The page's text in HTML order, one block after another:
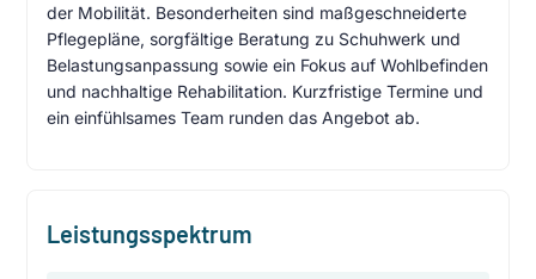
der Mobilität. Besonderheiten sind maßgeschneiderte
Pflegepläne, sorgfältige Beratung zu Schuhwerk und
Belastungsanpassung sowie ein Fokus auf Wohlbefinden
und nachhaltige Rehabilitation. Kurzfristige Termine und
ein einfühlsames Team runden das Angebot ab.
Leistungsspektrum